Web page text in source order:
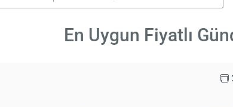
En Uygun Fiyatlı